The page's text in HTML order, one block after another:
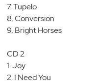
7.
8.
9. Bright
CD 2
1.
2. I Need